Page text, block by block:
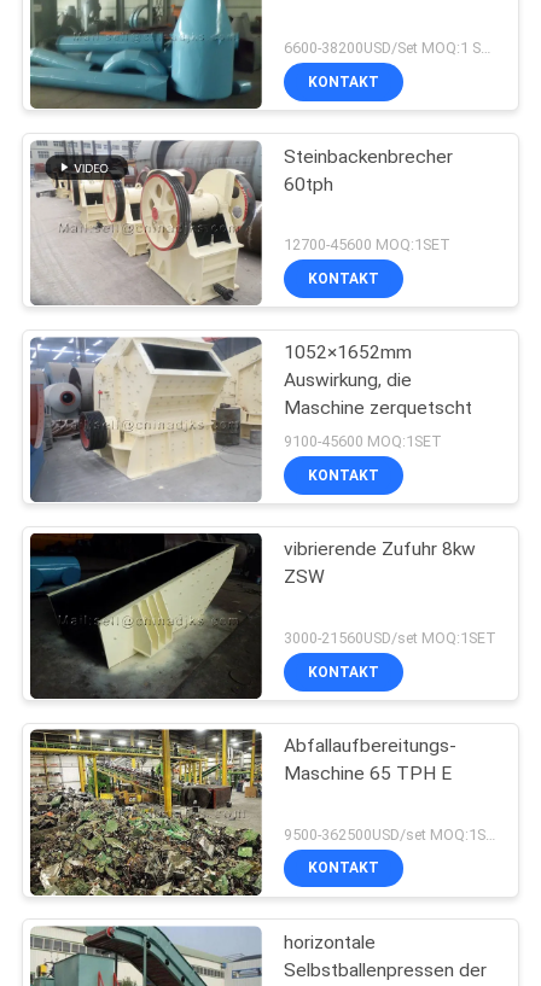
6600-38200USD/Set MOQ:1 Satz
KONTAKT
Steinbackenbrecher
60tph
12700-45600 MOQ:1SET
KONTAKT
1052×1652mm
Auswirkung, die
Maschine zerquetscht
9100-45600 MOQ:1SET
KONTAKT
vibrierende Zufuhr 8kw
ZSW
3000-21560USD/set MOQ:1SET
KONTAKT
Abfallaufbereitungs-
Maschine 65 TPH E
KONTAKT
horizontale
Selbstballenpressen der